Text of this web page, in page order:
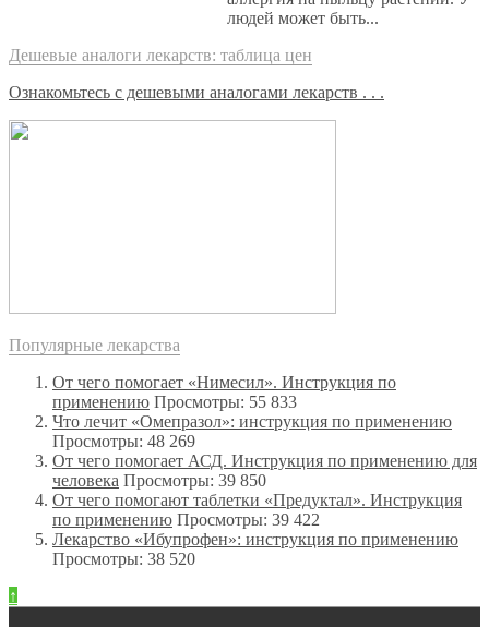
людей может быть...
Дешевые аналоги лекарств: таблица цен
Ознакомьтесь с дешевыми аналогами лекарств . . .
Популярные лекарства
От чего помогает «Нимесил». Инструкция по
применению Просмотры: 55 833
Что лечит «Омепразол»: инструкция по применению
Просмотры: 48 269
От чего помогает АСД. Инструкция по применению для
человека Просмотры: 39 850
От чего помогают таблетки «Предуктал». Инструкция
по применению Просмотры: 39 422
Лекарство «Ибупрофен»: инструкция по применению
Просмотры: 38 520
↑